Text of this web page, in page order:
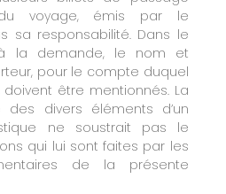
voyage, émis par le
sa responsabilité. Dans le
la demande, le nom et
pour le compte duquel
être mentionnés. La
des divers éléments d’un
ne soustrait pas le
qui lui sont faites par les
de la présente